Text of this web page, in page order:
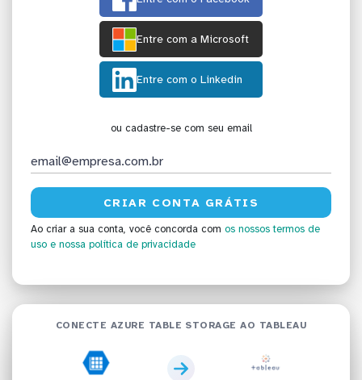
Entre com a Microsoft
Entre com o Linkedin
ou cadastre-se com seu email
Ao criar a sua conta, você concorda com os nossos termos de
uso e nossa política de privacidade
CONECTE AZURE TABLE STORAGE AO TABLEAU